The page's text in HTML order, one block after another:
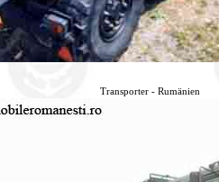
Transporter - Rumänien